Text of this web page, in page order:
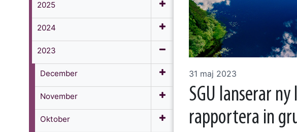
2025
2024
2023
December
November
Oktober
31 maj 2023
SGU lanserar
rapportera in